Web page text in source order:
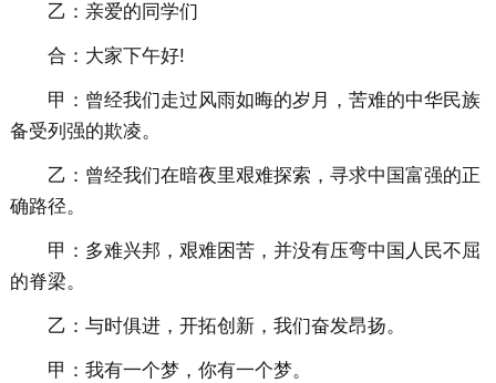
乙：亲爱的同学们
合：大家下午好!
甲：曾经我们走过风雨如晦的岁月，苦难的中华民族
备受列强的欺凌。
乙：曾经我们在暗夜里艰难探索，寻求中国富强的正
确路径。
甲：多难兴邦，艰难困苦，并没有压弯中国人民不屈
的脊梁。
乙：与时俱进，开拓创新，我们奋发昂扬。
甲：我有一个梦，你有一个梦。